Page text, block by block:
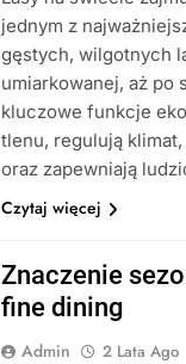
jednym z
gęstych, wilgotnych
umiarkowanej, aż po
kluczowe funkcje
tlenu, regulują
oraz zapewniają
Czytaj więcej
Znaczenie
fine dining
Admin 2 Lata Ago